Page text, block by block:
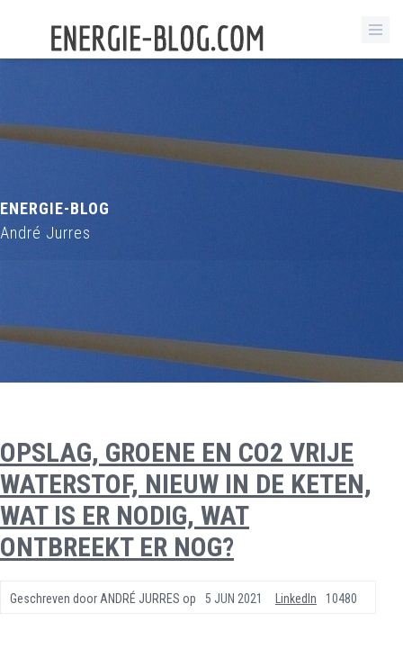
ENERGIE-BLOG
André Jurres
OPSLAG, GROENE EN CO2 VRIJE
WATERSTOF, NIEUW IN DE KETEN,
WAT IS ER NODIG, WAT
ONTBREEKT ER NOG?
Geschreven door ANDRÉ JURRES op 5 JUN 2021 10480
LinkedIn